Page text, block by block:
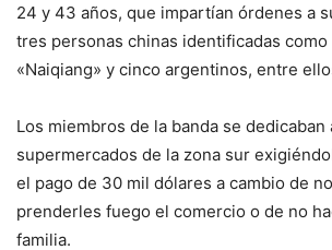
24 y 43 años, que impartían órdenes a
tres personas chinas identificadas como
«Naiqiang» y cinco argentinos, entre
Los miembros de la banda se
supermercados de la zona sur
el pago de 30 mil dólares a cambio de
prenderles fuego el comercio o de no
familia.